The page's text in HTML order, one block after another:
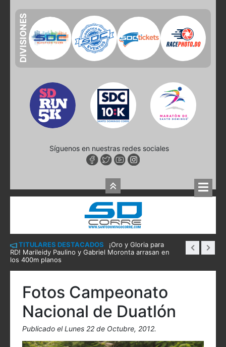
DIVISIONES
Síguenos en nuestras redes sociales
TITULARES DESTACADOS
¡Oro y Gloria para
RD! Marileidy Paulino y Gabriel Moronta arrasan en
los 400m planos
Fotos Campeonato
Nacional de Duatlón
Publicado el Lunes 22 de Octubre, 2012.